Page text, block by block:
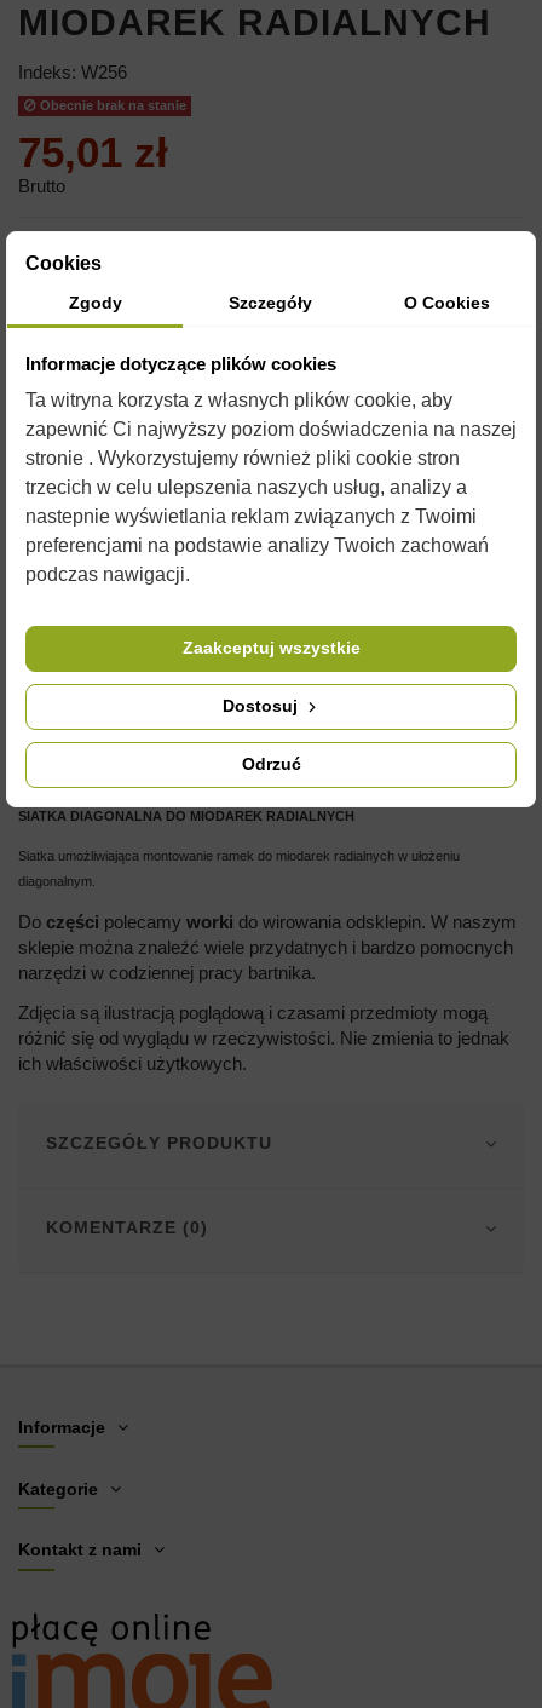
MIODAREK RADIALNYCH
Indeks: W256
Obecnie brak na stanie
75,01 zł
Brutto
radialnych w ułożeniu diagonalnym.
OPIS
SIATKA DIAGONALNA DO MIODAREK RADIALNYCH
Siatka umożliwiająca montowanie ramek do miodarek radialnych w ułożeniu
diagonalnym.
Do części polecamy worki do wirowania odsklepin. W naszym
sklepie można znaleźć wiele przydatnych i bardzo pomocnych
narzędzi w codziennej pracy bartnika.
Zdjęcia są ilustracją poglądową i czasami przedmioty mogą
różnić się od wyglądu w rzeczywistości. Nie zmienia to jednak
ich właściwości użytkowych.
SZCZEGÓŁY PRODUKTU
KOMENTARZE (0)
Informacje
Kategorie
Kontakt z nami
Cookies
Zgody Szczegóły O Cookies
Informacje dotyczące plików cookies
Ta witryna korzysta z własnych plików cookie, aby
zapewnić Ci najwyższy poziom doświadczenia na naszej
stronie . Wykorzystujemy również pliki cookie stron
trzecich w celu ulepszenia naszych usług, analizy a
nastepnie wyświetlania reklam związanych z Twoimi
preferencjami na podstawie analizy Twoich zachowań
podczas nawigacji.
Odrzuć
Dostosuj
Zaakceptuj wszystkie